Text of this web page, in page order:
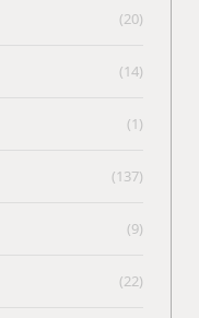
(20)
(14)
(1)
(137)
(9)
(22)